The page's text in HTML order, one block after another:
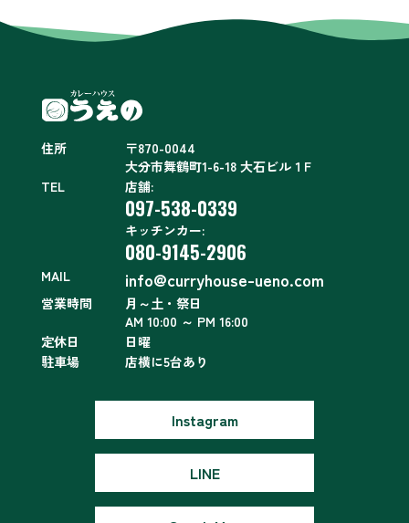
住所
〒870-0044
大分市舞鶴町1-6-18 大石ビル１F
TEL
店舗:
097-538-0339
キッチンカー:
080-9145-2906
MAIL info@curryhouse-ueno.com
営業時間
月～土・祭日
AM 10:00 ～ PM 16:00
定休日
日曜
駐車場
店横に5台あり
Instagram
LINE